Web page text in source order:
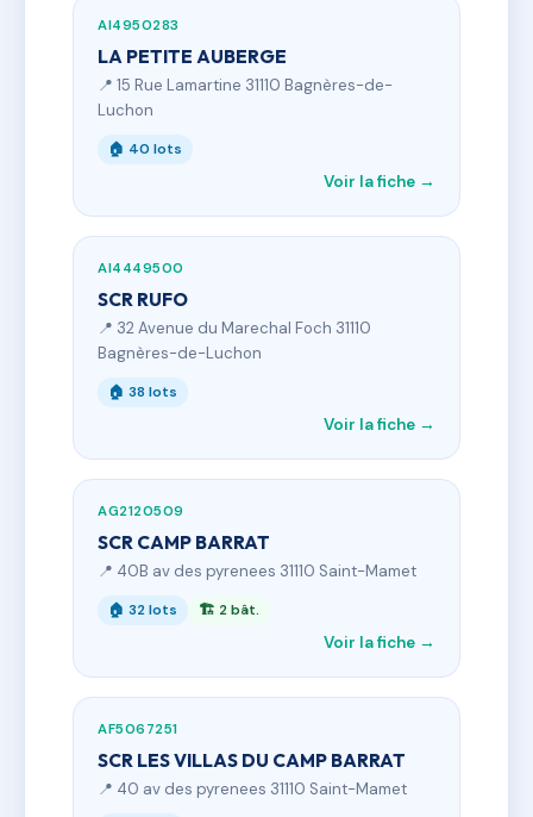
AI4950283
LA PETITE AUBERGE
📍 15 Rue Lamartine 31110 Bagnères-de-
Luchon
🏠 40 lots
Voir la fiche →
AI4449500
SCR RUFO
📍 32 Avenue du Marechal Foch 31110
Bagnères-de-Luchon
🏠 38 lots
Voir la fiche →
AG2120509
SCR CAMP BARRAT
📍 40B av des pyrenees 31110 Saint-Mamet
🏠 32 lots 🏗 2 bât.
Voir la fiche →
AF5067251
SCR LES VILLAS DU CAMP BARRAT
📍 40 av des pyrenees 31110 Saint-Mamet